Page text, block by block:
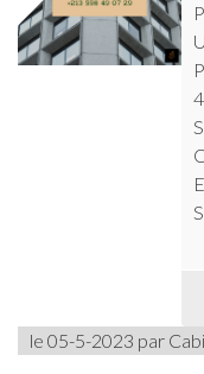
le 05-5-2023 par